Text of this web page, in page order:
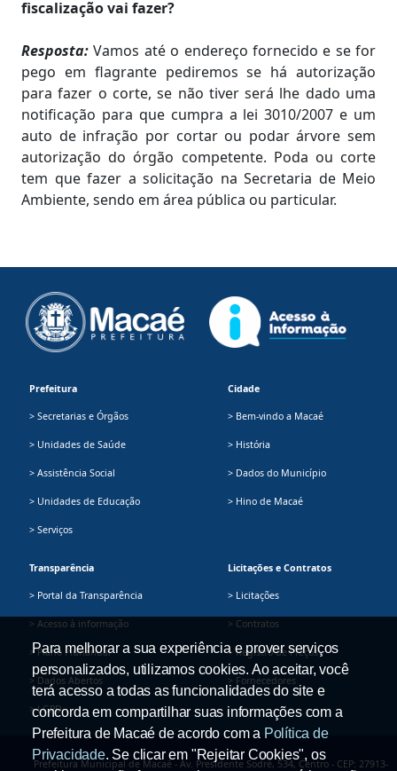
fiscalização vai fazer?
Resposta:Vamos até o endereço fornecido e se for
pego em flagrante pediremos se há autorização
para fazer o corte, se não tiver será lhe dado uma
notificação para que cumpra a lei 3010/2007 e um
auto de infração por cortar ou podar árvore sem
autorização do órgão competente. Poda ou corte
tem que fazer a solicitação na Secretaria de Meio
Ambiente, sendo em área pública ou particular.
Prefeitura
> Secretarias e Órgãos
> Unidades de Saúde
> Assistência Social
> Unidades de Educação
> Serviços
Cidade
> Bem-vindo a Macaé
> História
> Dados do Município
> Hino de Macaé
Transparência
> Portal da Transparência
> Acesso à informação
> Plano Plurianual
> Dados Abertos
> LGPD
Licitações e Contratos
> Licitações
> Contratos
> Registro de Preços
> Fornecedores
Prefeitura Municipal de Macaé - Av. Presidente Sodré, 534, Centro - CEP: 27913-
Para melhorar a sua experiência e prover serviços
personalizados, utilizamos cookies. Ao aceitar, você
terá acesso a todas as funcionalidades do site e
concorda em compartilhar suas informações com a
Prefeitura de Macaé de acordo com a Política de
Privacidade. Se clicar em "Rejeitar Cookies", os